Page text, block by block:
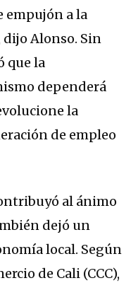
empujón a la
dijo Alonso. Sin
que la
dependerá
la
de empleo
al ánimo
dejó un
local. Según
de Cali (CCC),